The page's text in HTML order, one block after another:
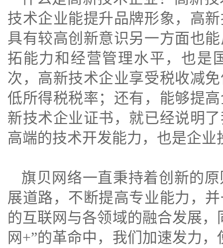
技术企业能提升品牌形象，高
具有较高创新意识另一方面也
拓能力和经营管理水平，也是
次，高新技术企业享受税收减
低所得税税率；还有，能够提
新技术企业证书，就已经说明
高端的技术开发能力，也是企业
旗贝网络一直秉持着创新的
展道路，不断提高专业能力，
的互联网与各领域的融合发展，
网+”的革命中，我们加速发力